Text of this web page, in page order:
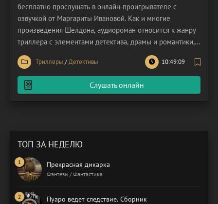
бесплатно прослушать в онлайн-проигрывателе с
озвучкой от Маргариты Ивановой. Как и многие
произведения Шелдона, аудиороман относится к жанру
триллера с элементами детектива, драмы и романтики, и
в ней присутствует фирменная для автора закрученная
интрига. Основная сюжетная линия вращается вокруг
Лесли Стюарт, молодой и талантливой женщины, которая
Триллеры /Детективы 10:49:09
Слушать онлайн
ТОП ЗА НЕДЕЛЮ
Прекрасная дикарка
Фэнтези / Фантастика
Пуаро ведет следствие. Сборник